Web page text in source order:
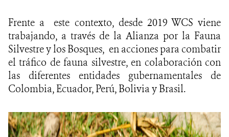
Frente a este contexto, desde 2019 WCS viene
trabajando, a través de la Alianza por la Fauna
Silvestre y los Bosques, en acciones para combatir
el tráfico de fauna silvestre, en colaboración con
las diferentes entidades gubernamentales de
Colombia, Ecuador, Perú, Bolivia y Brasil.